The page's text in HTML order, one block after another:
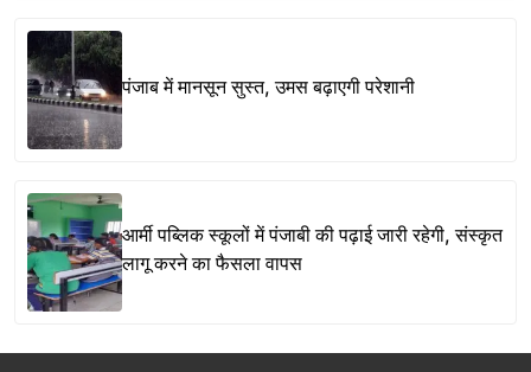
पंजाब में मानसून सुस्त, उमस बढ़ाएगी परेशानी
आर्मी पब्लिक स्कूलों में पंजाबी की पढ़ाई जारी रहेगी, संस्कृत
लागू करने का फैसला वापस